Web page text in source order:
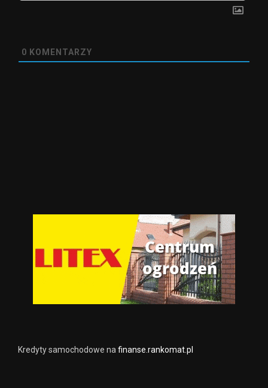
0 KOMENTARZY
Kredyty samochodowe na finanse.rankomat.pl